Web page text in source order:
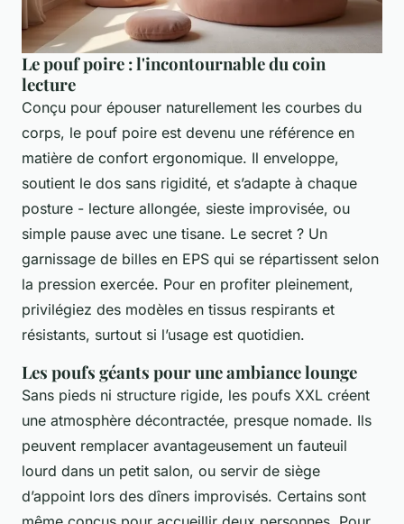
Le pouf poire : l'incontournable du coin
lecture
Conçu pour épouser naturellement les courbes du
corps, le pouf poire est devenu une référence en
matière de confort ergonomique. Il enveloppe,
soutient le dos sans rigidité, et s’adapte à chaque
posture - lecture allongée, sieste improvisée, ou
simple pause avec une tisane. Le secret ? Un
garnissage de billes en EPS qui se répartissent selon
la pression exercée. Pour en profiter pleinement,
privilégiez des modèles en tissus respirants et
résistants, surtout si l’usage est quotidien.
Les poufs géants pour une ambiance lounge
Sans pieds ni structure rigide, les poufs XXL créent
une atmosphère décontractée, presque nomade. Ils
peuvent remplacer avantageusement un fauteuil
lourd dans un petit salon, ou servir de siège
d’appoint lors des dîners improvisés. Certains sont